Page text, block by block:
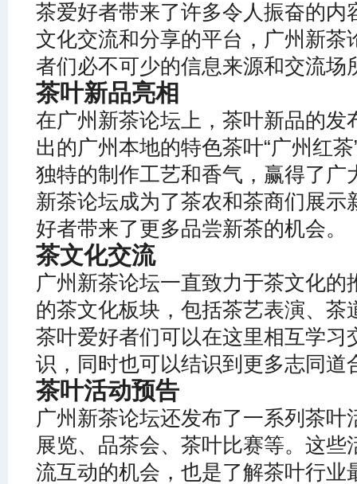
茶爱好者带来了许多令人振奋的内
文化交流和分享的平台，广州新茶
者们必不可少的信息来源和交流场
茶叶新品亮相
在广州新茶论坛上，茶叶新品的发
出的广州本地的特色茶叶“广州红
独特的制作工艺和香气，赢得了广
新茶论坛成为了茶农和茶商们展示
好者带来了更多品尝新茶的机会。
茶文化交流
广州新茶论坛一直致力于茶文化
的茶文化板块，包括茶艺表演、茶
茶叶爱好者们可以在这里相互学习
识，同时也可以结识到更多志同道
茶叶活动预告
广州新茶论坛还发布了一系列茶
展览、品茶会、茶叶比赛等。这
流互动的机会，也是了解茶叶行业